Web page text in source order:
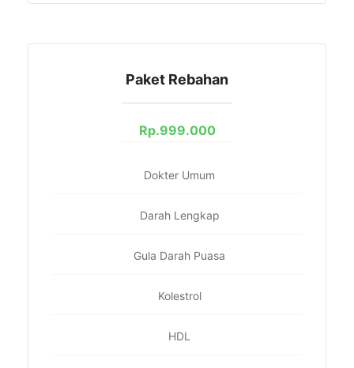
Paket Rebahan
Rp.999.000
Dokter Umum
Darah Lengkap
Gula Darah Puasa
Kolestrol
HDL